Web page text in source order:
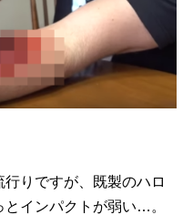
りですが、既製のハロ
インパクトが弱い…。